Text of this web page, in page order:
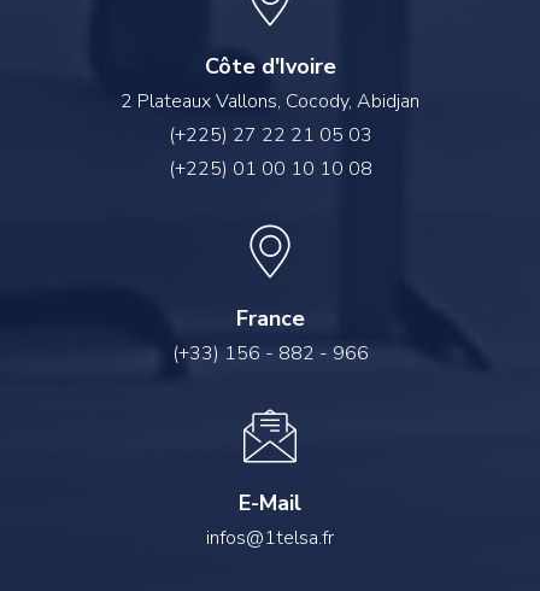
Côte d'Ivoire
2 Plateaux Vallons, Cocody, Abidjan
(+225) 27 22 21 05 03
(+225) 01 00 10 10 08
France
(+33) 156 - 882 - 966
E-Mail
infos@1telsa.fr